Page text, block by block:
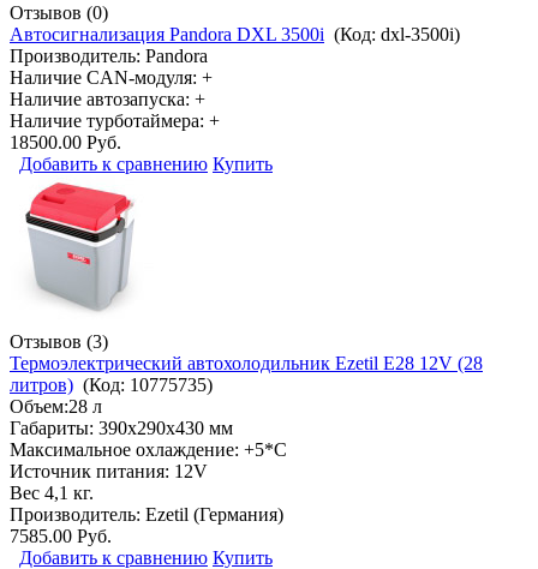
Отзывов (0)
Автосигнализация Pandora DXL 3500i (Код: dxl-3500i)
Производитель: Pandora
Наличие CAN-модуля: +
Наличие автозапуска: +
Наличие турботаймера: +
18500.00 Руб.
Добавить к сравнению Купить
Отзывов (3)
Термоэлектрический автохолодильник Ezetil E28 12V (28
литров) (Код: 10775735)
Объем:28 л
Габариты: 390x290x430 мм
Максимальное охлаждение: +5*С
Источник питания: 12V
Вес 4,1 кг.
Производитель: Ezetil (Германия)
7585.00 Руб.
Добавить к сравнению Купить